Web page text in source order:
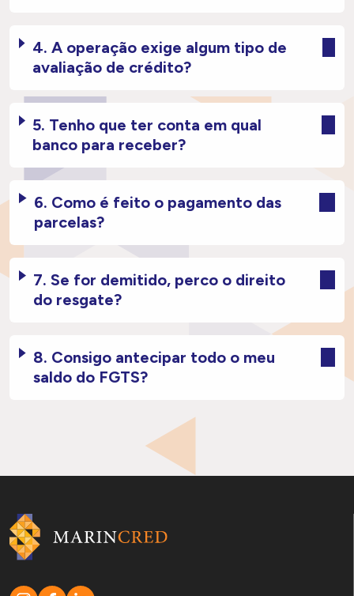
4. A operação exige algum tipo de
avaliação de crédito?
5. Tenho que ter conta em qual
banco para receber?
6. Como é feito o pagamento das
parcelas?
7. Se for demitido, perco o direito
do resgate?
8. Consigo antecipar todo o meu
saldo do FGTS?